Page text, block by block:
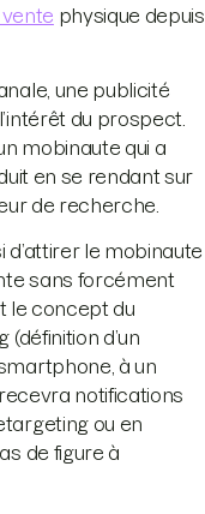
physique depuis
une publicité
du prospect.
mobinaute qui a
en se rendant sur
de recherche.
le mobinaute
sans forcément
le concept du
d’un
à un
notifications
ou en
de figure à